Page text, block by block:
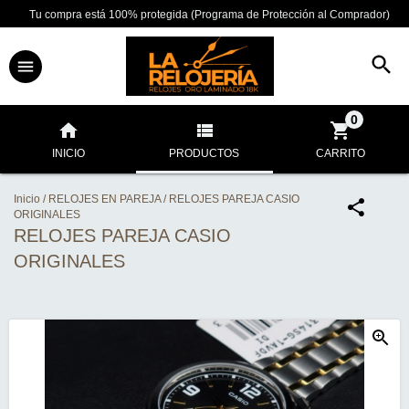
Tu compra está 100% protegida (Programa de Protección al Comprador)
INICIO PRODUCTOS CARRITO
0
Inicio / RELOJES EN PAREJA / RELOJES PAREJA CASIO
ORIGINALES
RELOJES PAREJA CASIO
ORIGINALES